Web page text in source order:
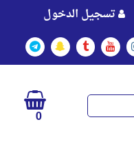
تسجيل الدخول
0